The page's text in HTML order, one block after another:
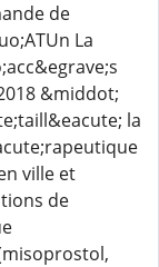
de
La
&middot;
la
ville et
de